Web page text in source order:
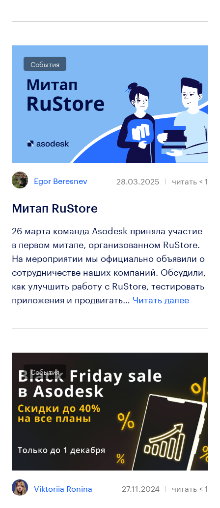
События
Egor Beresnev 28.03.2025 читать < 1
Митап RuStore
26 марта команда Asodesk приняла участие
в первом митапе, организованном RuStore.
На мероприятии мы официально объявили о
сотрудничестве наших компаний. Обсудили,
как улучшить работу с RuStore, тестировать
приложения и продвигать… Читать далее
События
Viktoriia Ronina 27.11.2024 читать < 1